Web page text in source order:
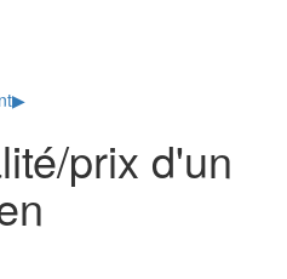
▶
prix d'un